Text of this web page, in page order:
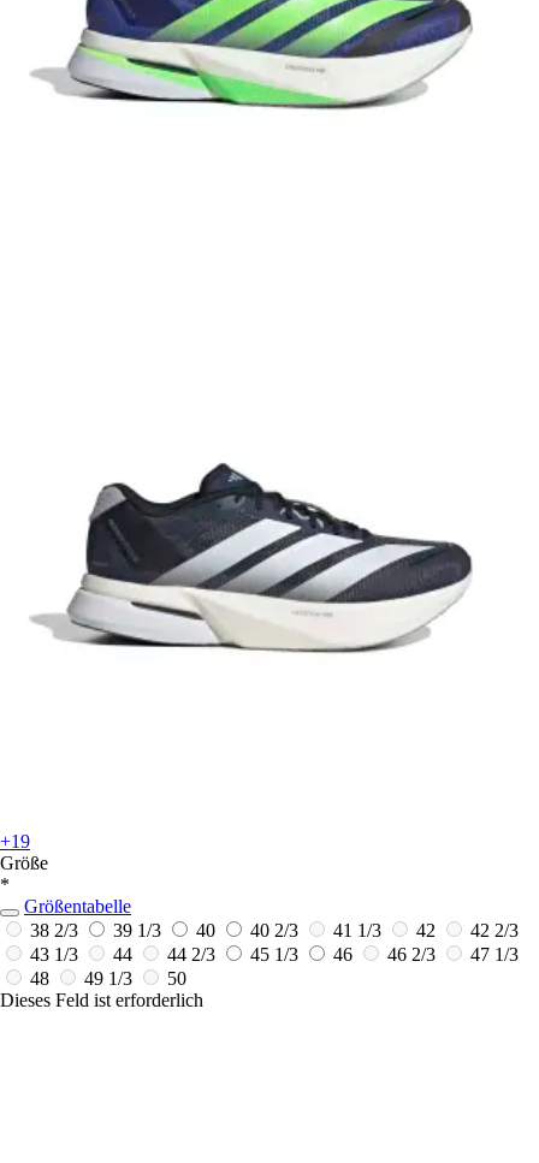
+19
Größe
*
Größentabelle
38 2/3
39 1/3 40 40 2/3 41 1/3 42
42 2/3
43 1/3
44 44 2/3 45 1/3 46 46 2/3
47 1/3
48
49 1/3
50
Dieses Feld ist erforderlich